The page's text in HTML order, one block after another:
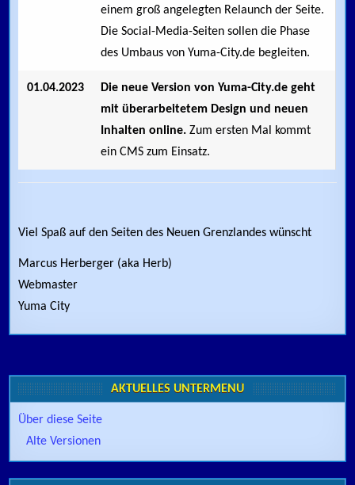
einem groß angelegten Relaunch der Seite.
Die Social-Media-Seiten sollen die Phase
des Umbaus von Yuma-City.de begleiten.
01.04.2023
Die neue Version von Yuma-City.de geht
mit überarbeitetem Design und neuen
Inhalten online. Zum ersten Mal kommt
ein CMS zum Einsatz.
Viel Spaß auf den Seiten des Neuen Grenzlandes wünscht
Marcus Herberger (aka Herb)
Webmaster
Yuma City
AKTUELLES UNTERMENÜ
Über diese Seite
Alte Versionen